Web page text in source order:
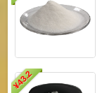
¥
43.2